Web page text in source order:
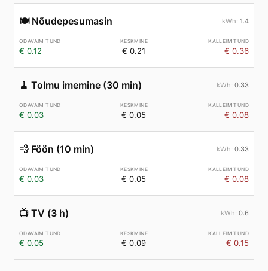
🍽️ Nõudepesumasin 1.4
€ 0.12 € 0.21 € 0.36
🧹 Tolmu imemine (30 min) 0.33
€ 0.03 € 0.05 € 0.08
💨 Föön (10 min) 0.33
€ 0.03 € 0.05 € 0.08
📺 TV (3 h) 0.6
€ 0.05 € 0.09 € 0.15